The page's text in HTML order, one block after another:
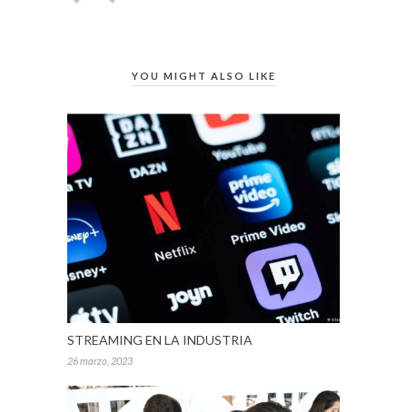
YOU MIGHT ALSO LIKE
STREAMING EN LA INDUSTRIA
26 marzo, 2023